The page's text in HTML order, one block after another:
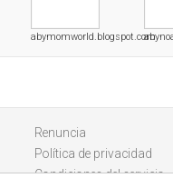
abymomworld.blogspot.com
Renuncia
Política de privacidad
Condiciones del servicio